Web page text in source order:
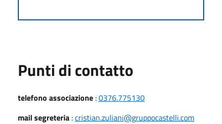
Punti di contatto
telefono associazione :0376.775130
mail segreteria :cristian.zuliani@gruppocastelli.com